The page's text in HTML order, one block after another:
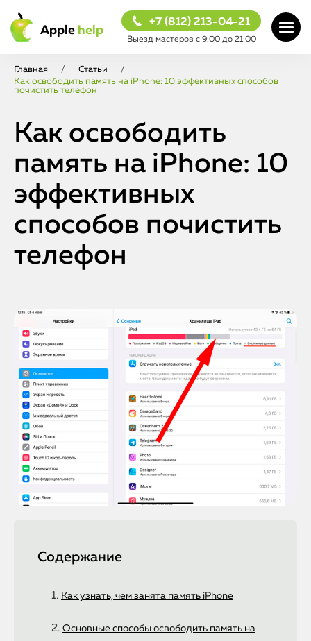
Apple help
+7 (812) 213-04-21
Выезд мастеров с 9:00 до 21:00
Главная / Статьи
/
Как освободить память на iPhone: 10 эффективных способов
почистить телефон
Как освободить
память на iPhone: 10
эффективных
способов почистить
телефон
Содержание
Как узнать, чем занята память iPhone
Основные способы освободить память на